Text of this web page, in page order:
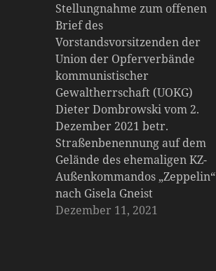
Stellungnahme zum offenen
Brief des
Vorstandsvorsitzenden der
Union der Opferverbände
kommunistischer
Gewaltherrschaft (UOKG)
Dieter Dombrowski vom 2.
Dezember 2021 betr.
Straßenbenennung auf dem
Gelände des ehemaligen KZ-
Außenkommandos „Zeppelin“
nach Gisela Gneist
Dezember 11, 2021